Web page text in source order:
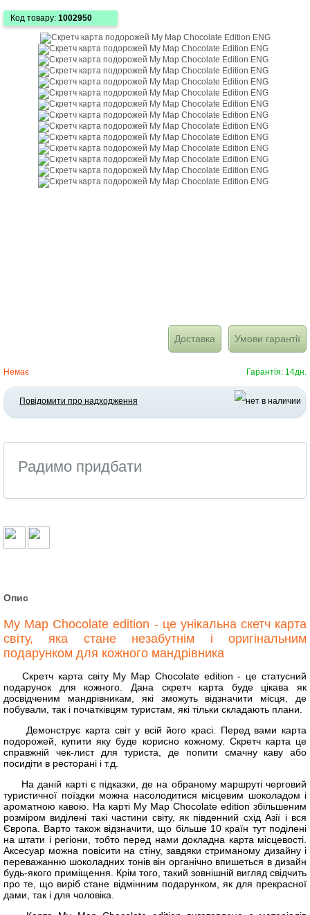
Код товару: 1002950
Доставка Умови гарантії
Немає Гарантія: 14дн.
Повідомити про надходження
Радимо придбати
Опис
My Map Chocolate edition - це унікальна скетч карта
світу, яка стане незабутнім і оригінальним
подарунком для кожного мандрівника
Скретч карта світу My Map Chocolate edition - це статусний
подарунок для кожного. Дана скретч карта буде цікава як
досвідченим мандрівникам, які зможуть відзначити місця, де
побували, так і початківцям туристам, які тільки складають плани.
Демонструє карта світ у всій його красі. Перед вами карта
подорожей, купити яку буде корисно кожному. Скретч карта це
справжній чек-лист для туриста, де попити смачну каву або
посидіти в ресторані і т.д.
На даній карті є підказки, де на обраному маршруті черговий
туристичної поїздки можна насолодитися місцевим шоколадом і
ароматною кавою. На карті My Map Chocolate edition збільшеним
розміром виділені такі частини світу, як південний схід Азії і вся
Європа. Варто також відзначити, що більше 10 країн тут поділені
на штати і регіони, тобто перед нами докладна карта місцевості.
Аксесуар можна повісити на стіну, завдяки стриманому дизайну і
переважанню шоколадних тонів він органічно впишеться в дизайн
будь-якого приміщення. Крім того, такий зовнішній вигляд свідчить
про те, що виріб стане відмінним подарунком, як для прекрасної
дами, так і для чоловіка.